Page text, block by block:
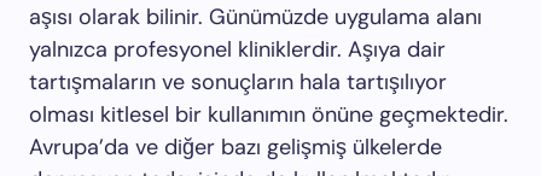
aşısı olarak bilinir. Günümüzde uygulama alanı
yalnızca profesyonel kliniklerdir. Aşıya dair
tartışmaların ve sonuçların hala tartışılıyor
olması kitlesel bir kullanımın önüne geçmektedir.
Avrupa’da ve diğer bazı gelişmiş ülkelerde